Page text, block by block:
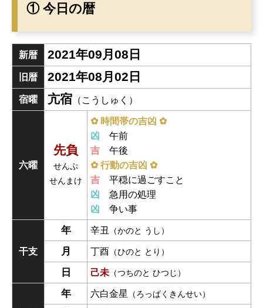
① 今日の暦
新暦 2021年09月08日
旧暦 2021年08月02日
宿曜 亢宿 （こうしゅく）
六曜
先負
せんぷ
せんまけ
✿ 時間帯の吉凶 ✿
凶 午前
吉 午後
✿ 行動の吉凶 ✿
吉 平穏に過ごすこと
凶 急用の処理
凶 争い事
干支
年 辛丑 （かのと うし）
月 丁酉 （ひのと とり）
日 己未 （つちのと ひつじ）
年 六白金星 （ろっぱくきんせい）